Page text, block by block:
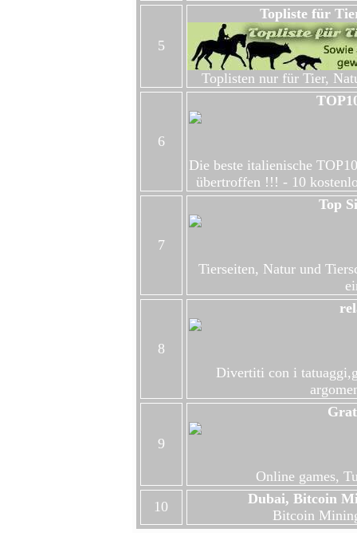
5
Topliste für
Toplisten nur für Tier,
6
Die beste italienische
übertroffen !!! - 10
7
Top
Tierseiten, Natur und
8
Divertiti con i
9
Online games,
10
Dubai, Bitcoin
Bitcoin